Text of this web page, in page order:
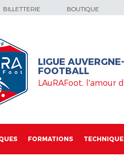
BILLETTERIE BOUTIQUE
LIGUE
FOOTBALL
LAuRAFoot, l'amour
FORMATIONS TECHNIQUE